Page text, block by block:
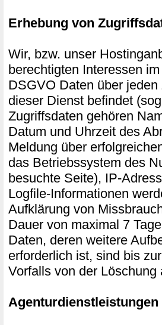
Erhebung von
Wir, bzw. unser
berechtigten Interessen
DSGVO Daten über
dieser Dienst befindet
Zugriffsdaten gehören
Datum und Uhrzeit des
Meldung über
das Betriebssystem des
besuchte Seite), IP-
Logfile-Informationen
Aufklärung von
Dauer von maximal 7
Daten, deren weitere
erforderlich ist, sind bis
Vorfalls von der Löschung
Agenturdienstleistungen